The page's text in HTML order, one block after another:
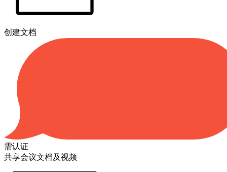
创建文档
需认证
共享会议文档及视频